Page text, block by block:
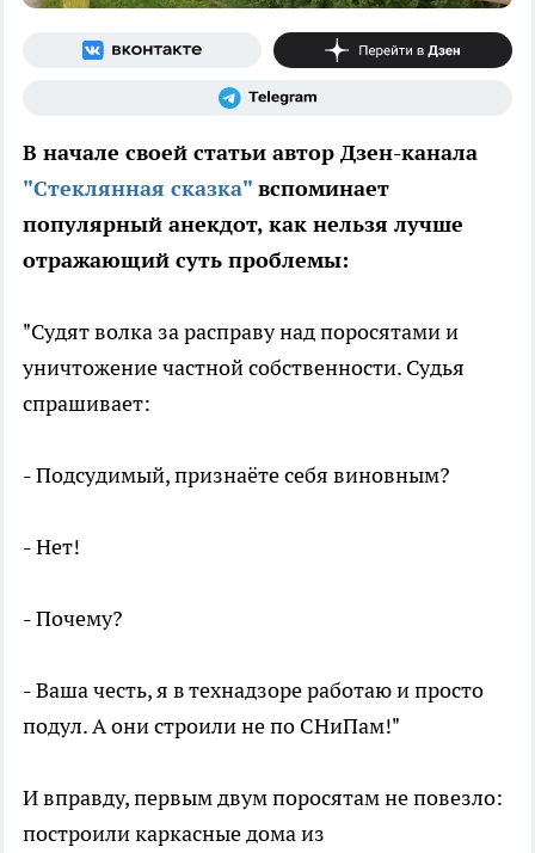
В начале своей статьи автор Дзен-канала
"Стеклянная сказка" вспоминает
популярный анекдот, как нельзя лучше
отражающий суть проблемы:
"Судят волка за расправу над поросятами и
уничтожение частной собственности. Судья
спрашивает:
- Подсудимый, признаёте себя виновным?
- Нет!
- Почему?
- Ваша честь, я в технадзоре работаю и просто
подул. А они строили не по СНиПам!"
И вправду, первым двум поросятам не повезло:
построили каркасные дома из